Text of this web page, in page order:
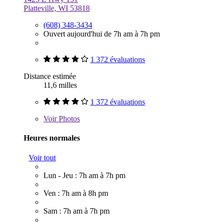
Platteville, WI 53818
(608) 348-3434
Ouvert aujourd'hui de 7h am à 7h pm
1 372 évaluations
Distance estimée
11,6 milles
1 372 évaluations
VoirPhotos
Heures normales
Voir tout
Lun - Jeu : 7h am à 7h pm
Ven : 7h am à 8h pm
Sam : 7h am à 7h pm